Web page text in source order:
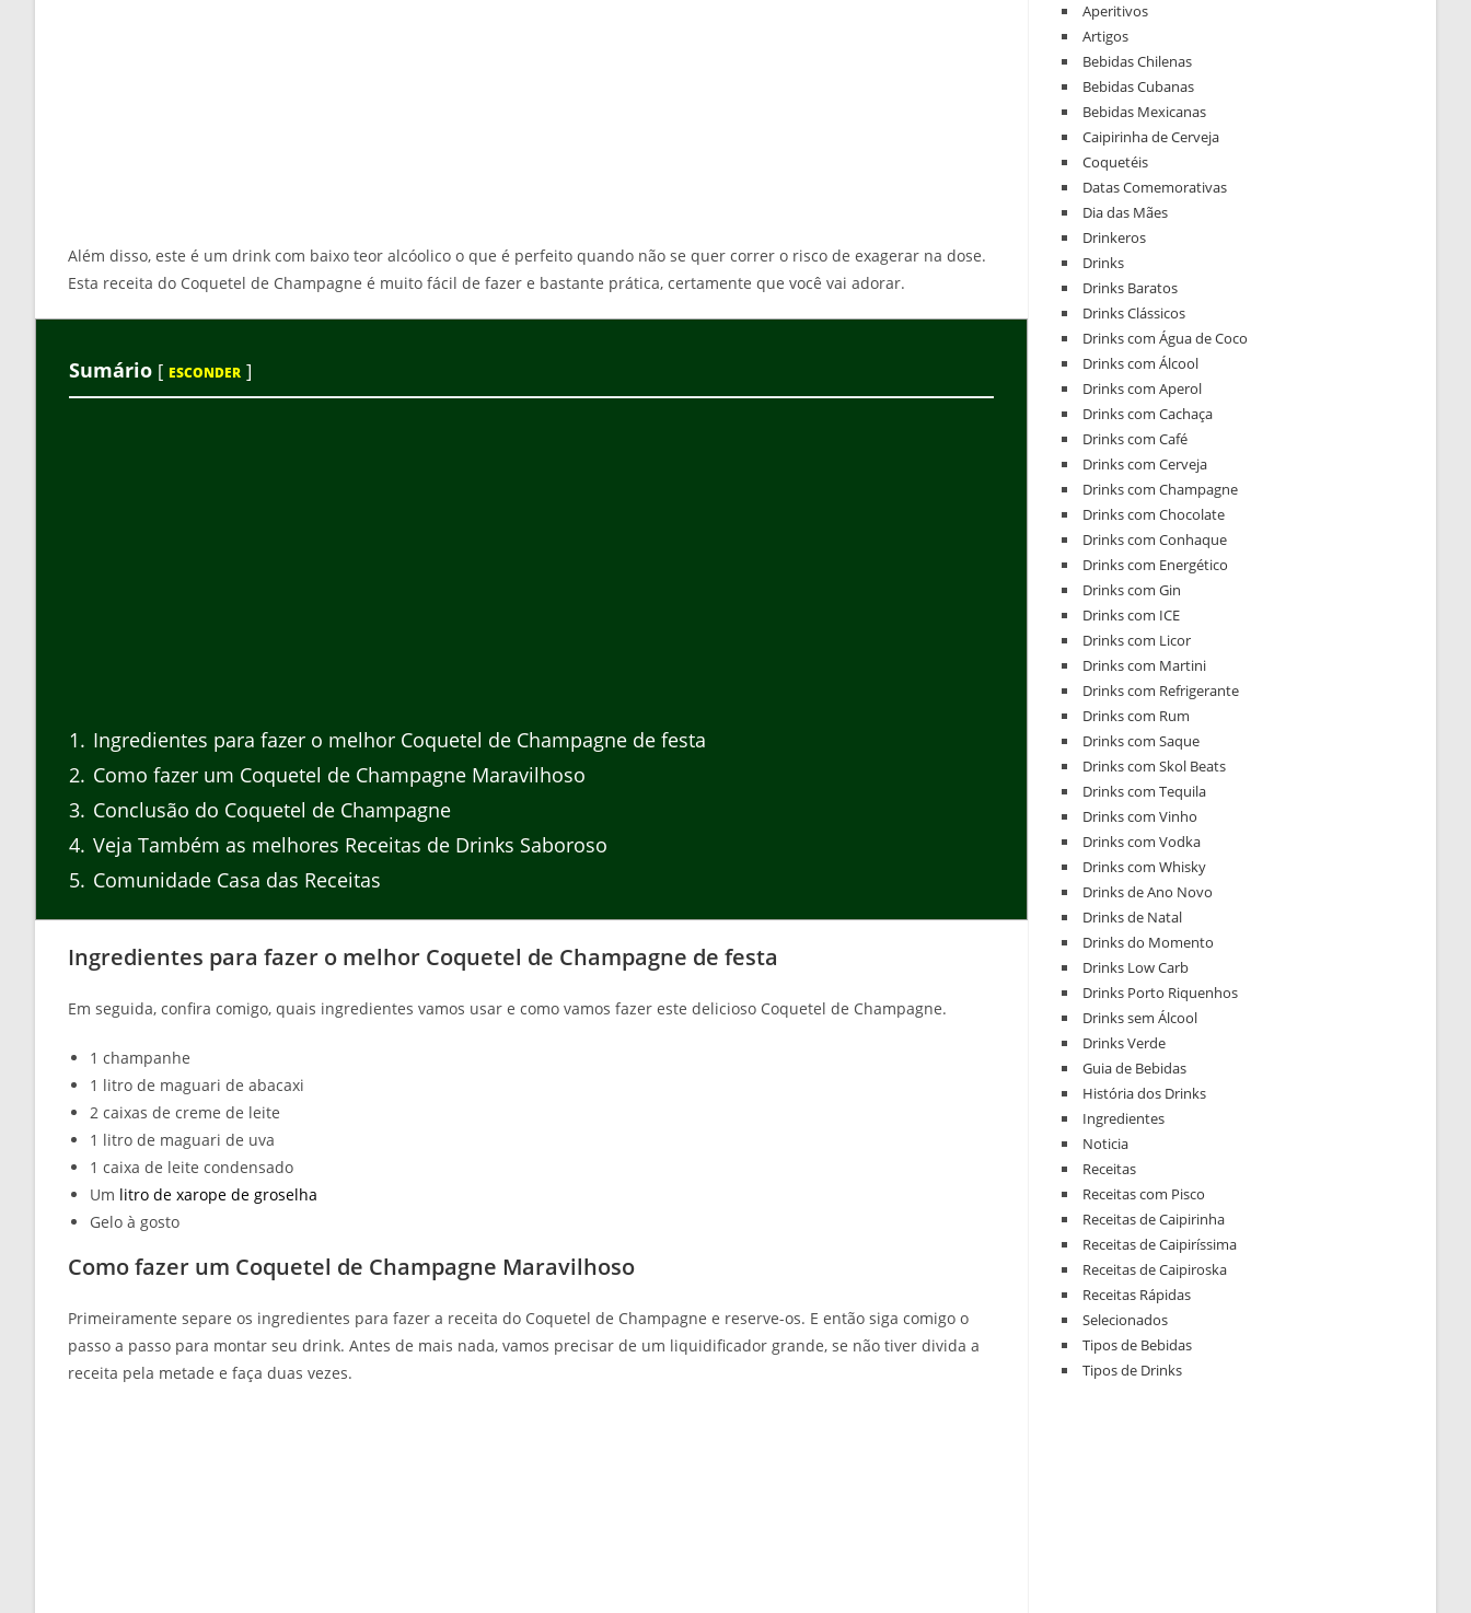
Além disso, este é um drink com baixo teor alcóolico o que é perfeito quando não se quer correr o risco de exagerar na dose.
Esta receita do Coquetel de Champagne é muito fácil de fazer e bastante prática, certamente que você vai adorar.
Sumário [ ESCONDER ]
1
Ingredientes para fazer o melhor Coquetel de Champagne de festa
2 Como fazer um Coquetel de Champagne Maravilhoso
3 Conclusão do Coquetel de Champagne
4 Veja Também as melhores Receitas de Drinks Saboroso
5 Comunidade Casa das Receitas
Ingredientes para fazer o melhor Coquetel de Champagne de festa
Em seguida, confira comigo, quais ingredientes vamos usar e como vamos fazer este delicioso Coquetel de Champagne.
1 champanhe
1 litro de maguari de abacaxi
2 caixas de creme de leite
1 litro de maguari de uva
1 caixa de leite condensado
Um litro de xarope de groselha
Gelo à gosto
Como fazer um Coquetel de Champagne Maravilhoso
Primeiramente separe os ingredientes para fazer a receita do Coquetel de Champagne e reserve-os. E então siga comigo o
passo a passo para montar seu drink. Antes de mais nada, vamos precisar de um liquidificador grande, se não tiver divida a
receita pela metade e faça duas vezes.
Aperitivos
Artigos
Bebidas Chilenas
Bebidas Cubanas
Bebidas Mexicanas
Caipirinha de Cerveja
Coquetéis
Datas Comemorativas
Dia das Mães
Drinkeros
Drinks
Drinks Baratos
Drinks Clássicos
Drinks com Água de Coco
Drinks com Álcool
Drinks com Aperol
Drinks com Cachaça
Drinks com Café
Drinks com Cerveja
Drinks com Champagne
Drinks com Chocolate
Drinks com Conhaque
Drinks com Energético
Drinks com Gin
Drinks com ICE
Drinks com Licor
Drinks com Martini
Drinks com Refrigerante
Drinks com Rum
Drinks com Saque
Drinks com Skol Beats
Drinks com Tequila
Drinks com Vinho
Drinks com Vodka
Drinks com Whisky
Drinks de Ano Novo
Drinks de Natal
Drinks do Momento
Drinks Low Carb
Drinks Porto Riquenhos
Drinks sem Álcool
Drinks Verde
Guia de Bebidas
História dos Drinks
Ingredientes
Noticia
Receitas
Receitas com Pisco
Receitas de Caipirinha
Receitas de Caipiríssima
Receitas de Caipiroska
Receitas Rápidas
Selecionados
Tipos de Bebidas
Tipos de Drinks